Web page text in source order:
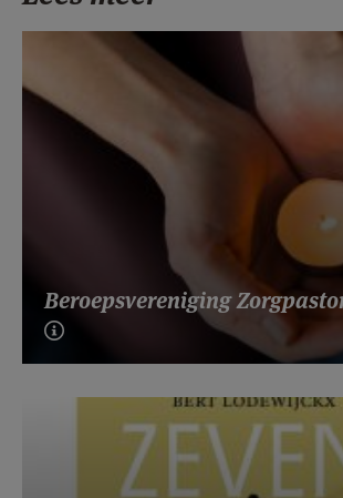
Beroepsvereniging